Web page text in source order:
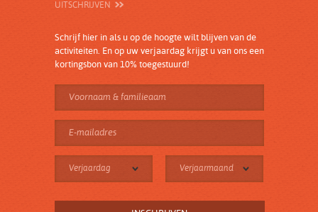
UITSCHRIJVEN
Schrijf hier in als u op de hoogte wilt blijven van de
activiteiten. En op uw verjaardag krijgt u van ons een
kortingsbon van 10% toegestuurd!
Verjaardag Verjaarmaand